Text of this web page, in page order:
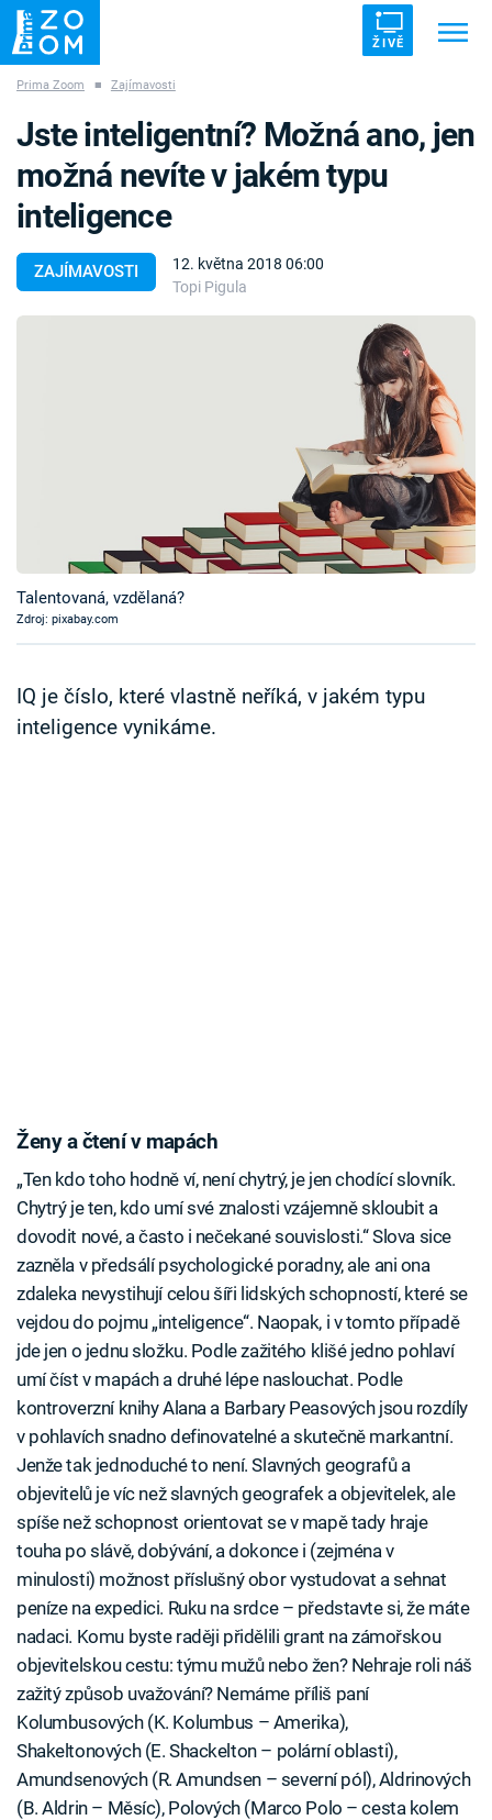
ŽIVĚ
ZÁHADY VETŘELCI DÁVNOVĚKU
Témata
Sledujte prima+
Sledujte nás
Prima Zoom ■ Zajímavosti
ZAJÍMAVOSTI
12. května 2018 06:00
Topi Pigula
Jste inteligentní? Možná ano, jen
možná nevíte v jakém typu
inteligence
Talentovaná, vzdělaná?
Zdroj: pixabay.com
IQ je číslo, které vlastně neříká, v jakém typu
inteligence vynikáme.
Ženy a čtení v mapách
„Ten kdo toho hodně ví, není chytrý, je jen chodící slovník.
Chytrý je ten, kdo umí své znalosti vzájemně skloubit a
dovodit nové, a často i nečekané souvislosti.“ Slova sice
zazněla v předsálí psychologické poradny, ale ani ona
zdaleka nevystihují celou šíři lidských schopností, které se
vejdou do pojmu „inteligence“. Naopak, i v tomto případě
jde jen o jednu složku. Podle zažitého klišé jedno pohlaví
umí číst v mapách a druhé lépe naslouchat. Podle
kontroverzní knihy Alana a Barbary Peasových jsou rozdíly
v pohlavích snadno definovatelné a skutečně markantní.
Jenže tak jednoduché to není. Slavných geografů a
objevitelů je víc než slavných geografek a objevitelek, ale
spíše než schopnost orientovat se v mapě tady hraje
touha po slávě, dobývání, a dokonce i (zejména v
minulosti) možnost příslušný obor vystudovat a sehnat
peníze na expedici. Ruku na srdce – představte si, že máte
nadaci. Komu byste raději přidělili grant na zámořskou
objevitelskou cestu: týmu mužů nebo žen? Nehraje roli náš
zažitý způsob uvažování? Nemáme příliš paní
Kolumbusových (K. Kolumbus – Amerika),
Shakeltonových (E. Shackelton – polární oblasti),
Amundsenových (R. Amundsen – severní pól), Aldrinových
(B. Aldrin – Měsíc), Polových (Marco Polo – cesta kolem